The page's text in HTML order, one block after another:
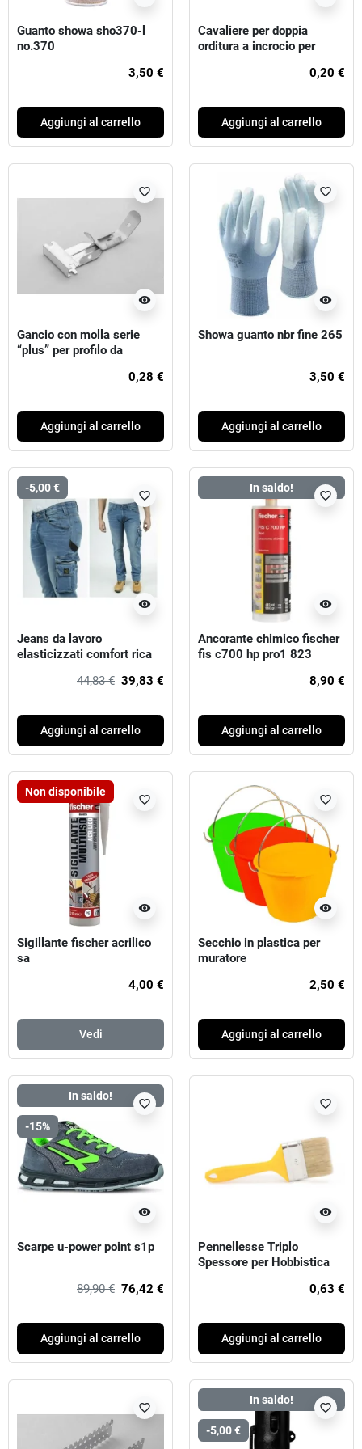
Guanto showa sho370-l
no.370
3,50 €
Aggiungi al carrello
Cavaliere per doppia
orditura a incrocio per
0,20 €
Aggiungi al carrello
visibility
favorite_border
Gancio con molla serie
“plus” per profilo da
0,28 €
Aggiungi al carrello
visibility
favorite_border
Showa guanto nbr fine 265
3,50 €
Aggiungi al carrello
-5,00 €
visibility
favorite_border
Jeans da lavoro
elasticizzati comfort rica
44,83 € 39,83 €
Aggiungi al carrello
In saldo!
visibility
favorite_border
Ancorante chimico fischer
fis c700 hp pro1 823
8,90 €
Aggiungi al carrello
Non disponibile
visibility
favorite_border
Sigillante fischer acrilico
sa
4,00 €
Vedi
visibility
favorite_border
Secchio in plastica per
muratore
2,50 €
Aggiungi al carrello
In saldo!
-15%
visibility
favorite_border
Scarpe u-power point s1p
89,90 € 76,42 €
Aggiungi al carrello
visibility
favorite_border
Pennellesse Triplo
Spessore per Hobbistica
0,63 €
Aggiungi al carrello
favorite_border
In saldo!
-5,00 €
favorite_border